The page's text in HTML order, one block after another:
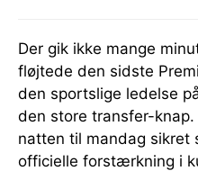
Der gik ikke mange
fløjtede den sidste
den sportslige ledelse
den store transfer-
natten til mandag sikret
officielle forstærkning i